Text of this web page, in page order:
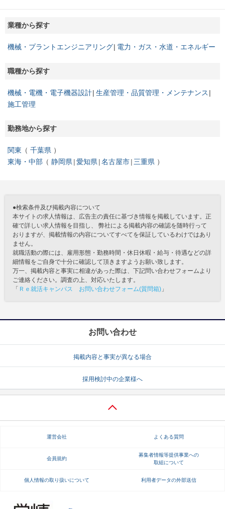
業種から探す
機械・プラントエンジニアリング 電力・ガス・水道・エネルギー
職種から探す
機械・電機・電子機器設計 生産管理・品質管理・メンテナンス
施工管理
勤務地から探す
関東
千葉県
東海・中部
静岡県 愛知県 名古屋市 三重県
●検索条件及び掲載内容について
本サイトの求人情報は、広告主の責任に基づき情報を掲載しています。正
確で詳しい求人情報を目指し、 弊社による掲載内容の確認を随時行って
おりますが、掲載情報の内容についてすべてを保証しているわけではあり
ません。
就職活動の際には、雇用形態・勤務時間・休日休暇・給与・待遇などの詳
細情報をご自身で十分に確認して頂きますようお願い致します。
万一、掲載内容と事実に相違があった際は、下記問い合わせフォームより
ご連絡ください。調査の上、対応いたします。
「 Ｒｅ就活キャンパス お問い合わせフォーム(質問箱) 」
お問い合わせ
掲載内容と事実が異なる場合
採用検討中の企業様へ
運営会社 よくある質問
会員規約
募集者情報等提供事業への
取組について
個人情報の取り扱いについて 利用者データの外部送信